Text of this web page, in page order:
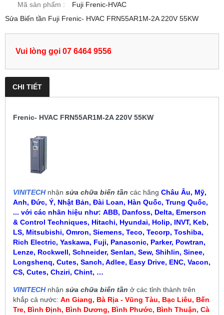
Mã sản phẩm :
Fuji Frenic-HVAC
Sửa Biến tần Fuji Frenic- HVAC FRN55AR1M-2A 220V 55KW
Vui lòng gọi 07 6464 9556
CHI TIẾT
Frenic- HVAC FRN55AR1M-2A 220V 55KW
VINITECHnhận sửa chữa biến tần các hãng Châu Âu, Mỹ,
Anh, Đức, Ý, Nhật Bản, Đài Loan, Hàn Quốc, Trung Quốc,
... với các nhãn hiệu như: ABB, Danfoss, Delta, Emerson
& Control Techniques, Hitachi, Hyundai, Holip, INVT, Keb,
LS, Mitsubishi, Omron, Siemens, Teco, Tecorp, Toshiba,
Rich Electric, Yaskawa, Fuji, Panasonic, Parker, Powtran,
Lenze, Rockwell, Schneider, Senlan, Sew, Shihlin, Sinee,
Longshenq, Cutes, Sanch, Adlee, Easy Drive, ENC, Vacon,
CS, Cutes, Chziri, Chint, …
VINITECHnhận sửa chữa biến tần ở các tỉnh thành trên
khắp cả nước: An Giang, Bà Rịa - Vũng Tàu, Bạc Liêu, Bến
Tre, Bình Định, Bình Dương, Bình Phước, Bình Thuận, Cà